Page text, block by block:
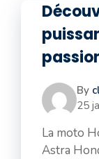
By
25
La moto
Astra